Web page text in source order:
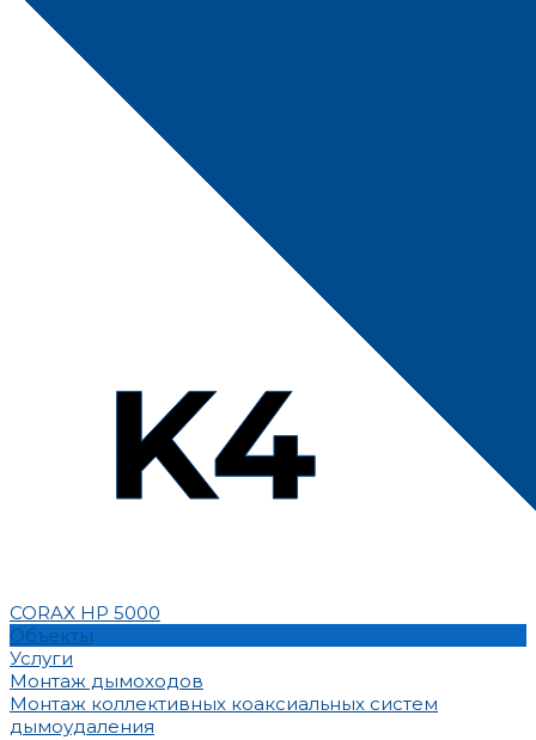
CORAX HP 5000
Объекты
Услуги
Монтаж дымоходов
Монтаж коллективных коаксиальных систем
дымоудаления